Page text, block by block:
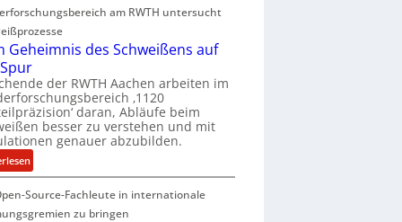
G
e
z
w
i
r
d
A
r
e
a
p
L
b
e
r
n
m
m
am RWTH untersucht
Geheimnis des Schweißens auf
der RWTH Aachen arbeiten im
‚1120
daran, Abläufe beim
besser zu verstehen und mit
genauer abzubilden.
:
D
e
m
Source-Fachleute in internationale
zu bringen